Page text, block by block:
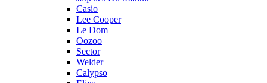
Casio
Lee Cooper
Le Dom
Oozoo
Sector
Welder
Calypso